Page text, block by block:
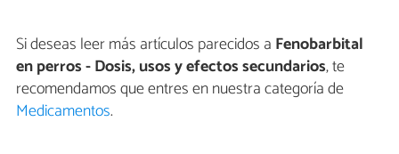
Si deseas leer más artículos parecidos a Fenobarbital
en perros - Dosis, usos y efectos secundarios, te
recomendamos que entres en nuestra categoría de
Medicamentos.